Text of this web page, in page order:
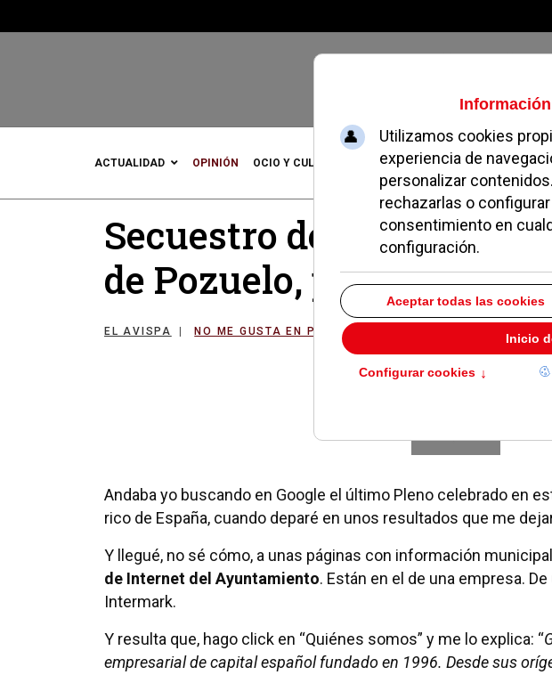
ACTUALIDAD OPINIÓN OCIO Y CULTURA DEPORTES MADRID NOROESTE
Secuestro de la web del
de Pozuelo, pensando
EL AVISPA NO ME GUSTA EN POZUELO 20 NOVIEMBRE 2017
Andaba yo buscando en Google el último Pleno celebrado en
rico de España, cuando deparé en unos resultados que me
Y llegué, no sé cómo, a unas páginas con información
de Internet del Ayuntamiento. Están en el de una empresa.
Intermark.
Y resulta que, hago click en “Quiénes somos” y me lo explica: “
empresarial de capital español fundado en 1996. Desde sus